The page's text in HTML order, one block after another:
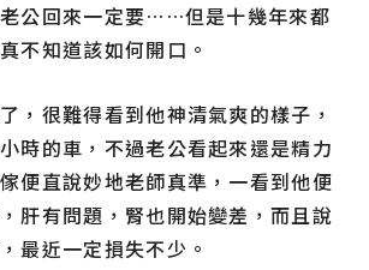
公回來一定要……但是十幾年來都
不知道該如何開口。
，很難得看到他神清氣爽的樣子，
時的車，不過老公看起來還是精力
便直說妙地老師真準，一看到他便
肝有問題，腎也開始變差，而且說
最近一定損失不少。